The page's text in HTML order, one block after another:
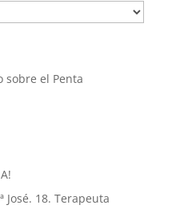
sobre el Penta
18. Terapeuta